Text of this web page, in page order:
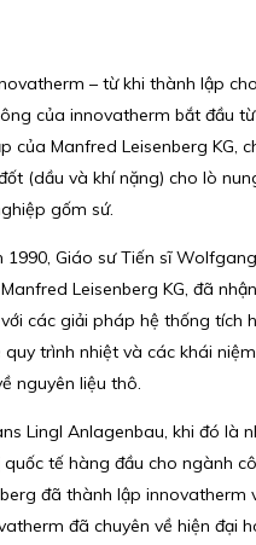
– từ khi thành lập
của innovatherm bắt đầu
của Manfred Leisenberg KG,
(dầu và khí nặng) cho lò
gốm sứ.
Giáo sư Tiến sĩ
Leisenberg KG, đã
các giải pháp hệ thống tích
trình nhiệt và các khái
nguyên liệu thô.
Lingl Anlagenbau, khi đó là
tế hàng đầu cho ngành
đã thành lập innovatherm
đã chuyên về hiện đại